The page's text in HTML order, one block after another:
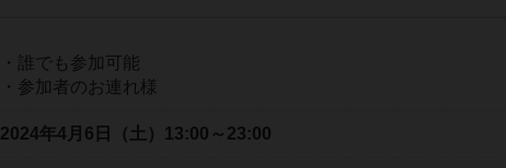
・誰でも参加可能
・参加者のお連れ様
2024年4月6日（土） 13:00～23:00